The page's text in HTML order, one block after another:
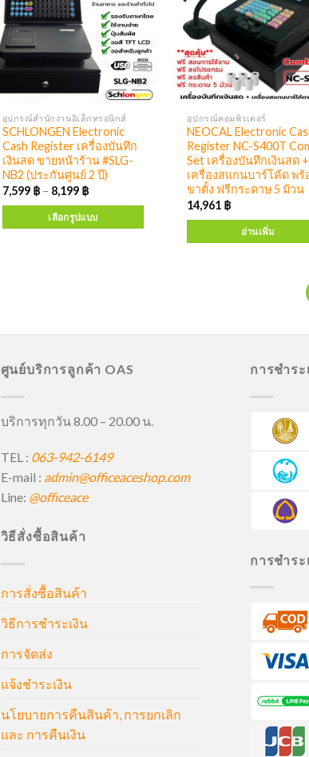
อุปกรณ์คอมพิวเตอร์
NEOCAL Electronic
Register NC-S400T
Set เครื่องบันทึกเงินสด +
เครื่องสแกนบาร์โค้ด พร้
ขาตั้ง ฟรีกระดาษ 5 ม้วน
14,961 ฿
อ่านเพิ่ม
อุปกรณ์สำนักงานอิเล็กทรอนิกส์
SCHLONGEN Electronic
Cash Register เครื่องบันทึก
เงินสด ขายหน้าร้าน #SLG-
NB2 (ประกันศูนย์ 2 ปี)
7,599 ฿– 8,199 ฿
เลือกรูปแบบ
ศูนย์บริการลูกค้า OAS
บริการทุกวัน 8.00 – 20.00 น.
TEL : 063-942-6149
E-mail : admin@officeaceshop.com
Line: @officeace
วิธีสั่งซื้อสินค้า
การสั่งซื้อสินค้า
วิธีการชำระเงิน
การจัดส่ง
แจ้งชำระเงิน
นโยบายการคืนสินค้า, การยกเลิก
และ การคืนเงิน
การชำร
การชำระ